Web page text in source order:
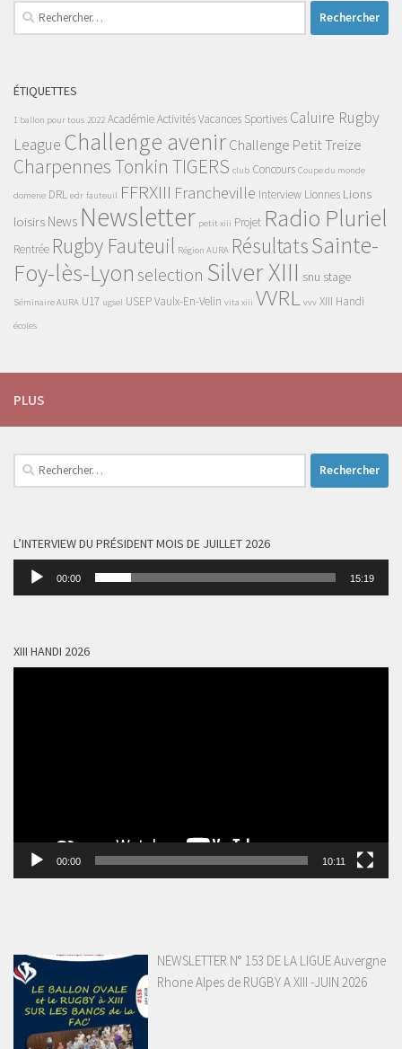
Rechercher :
ÉTIQUETTES
1 ballon pour tous 2022 AcadémieActivités Vacances Sportives Caluire Rugby
League Challenge avenirChallenge Petit Treize
Charpennes Tonkin TIGERS club Concours Coupe du monde
domene DRL edr fauteuil FFRXIII Francheville Interview Lionnes Lions
loisirs News Newsletter petit xiii Projet Radio Pluriel
Rentrée Rugby Fauteuil Région AURA RésultatsSainte-
Foy-lès-Lyon selection Silver XIII snu stage
Séminaire AURA U17 ugsel USEPVaulx-En-Velin vita xiii VVRL vvv XIII Handi
écoles
PLUS
Rechercher :
L’INTERVIEW DU PRÉSIDENT MOIS DE JUILLET 2026
Lecteur
00:00 15:19
XIII HANDI 2026
00:00 10:11
NEWSLETTER N° 153 DE LA LIGUE Auvergne
Rhone Alpes de RUGBY A XIII -JUIN 2026